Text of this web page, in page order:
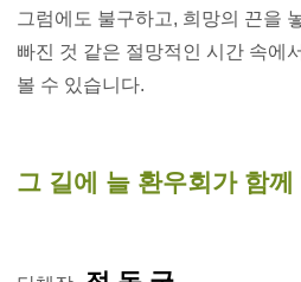
그럼에도 불구하고, 희망의 끈을
빠진 것 같은 절망적인 시간 속에
볼 수 있습니다.
그 길에 늘 환우회가 함